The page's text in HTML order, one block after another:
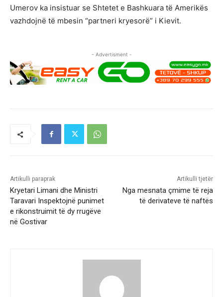
Umerov ka insistuar se Shtetet e Bashkuara të Amerikës
vazhdojnë të mbesin “partneri kryesorë” i Kievit.
- Advertisment -
Artikulli paraprak
Kryetari Limani dhe Ministri
Taravari Inspektojnë punimet
e rikonstruimit të dy rrugëve
në Gostivar
Artikulli tjetër
Nga mesnata çmime të reja
të derivateve të naftës